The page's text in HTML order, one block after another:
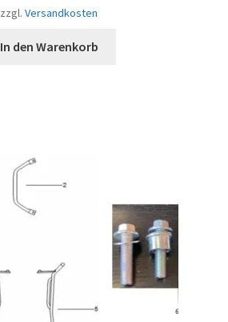
zzgl. Versandkosten
In den Warenkorb